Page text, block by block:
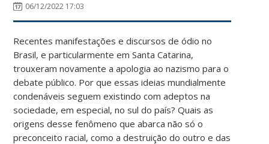
06/12/2022 17:03
Recentes manifestações e discursos de ódio no
Brasil, e particularmente em Santa Catarina,
trouxeram novamente a apologia ao nazismo para o
debate público. Por que essas ideias mundialmente
condenáveis seguem existindo com adeptos na
sociedade, em especial, no sul do país? Quais as
origens desse fenômeno que abarca não só o
preconceito racial, como a destruição do outro e das